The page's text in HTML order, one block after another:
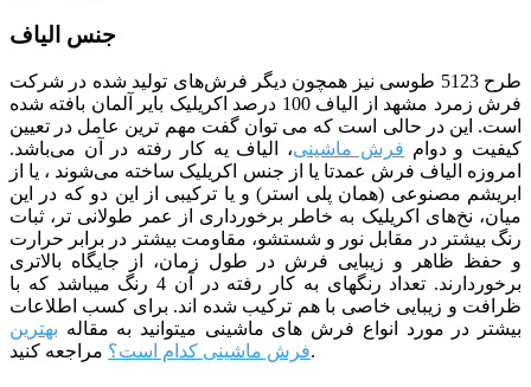
جنس الیاف
طرح 5123 طوسی نیز همچون دیگر فرش‌های تولید شده در شرکت
فرش زمرد مشهد از الیاف 100 درصد اکریلیک بایر آلمان بافته شده
است. این در حالی است که می توان گفت مهم ترین عامل در تعیین
کیفیت و دوام فرش ماشینی، الیاف یه کار رفته در آن می‌باشد.
امروزه الیاف فرش عمدتا یا از جنس اکریلیک ساخته می‌شوند ، یا از
ابریشم مصنوعی (همان پلی استر) و یا ترکیبی از این دو که در این
میان، نخ‌های اکریلیک به خاطر برخورداری از عمر طولانی تر، ثبات
رنگ بیشتر در مقابل نور و شستشو، مقاومت بیشتر در برابر حرارت
و حفظ ظاهر و زیبایی فرش در طول زمان، از جایگاه بالاتری
برخوردارند. تعداد رنگ­­های به کار رفته در آن 4 رنگ می­باشد که با
ظرافت و زیبایی خاصی با هم ترکیب شده­ اند. برای کسب اطلاعات
بیشتر در مورد انواع فرش های ماشینی میتوانید به مقاله بهترین
فرش ماشینی کدام است؟مراجعه کنید.